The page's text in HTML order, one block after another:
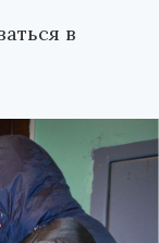
в